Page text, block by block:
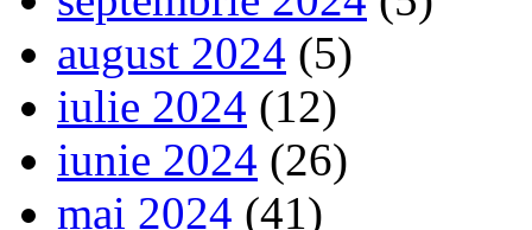
august 2024 (5)
iulie 2024 (12)
iunie 2024 (26)
mai 2024 (41)